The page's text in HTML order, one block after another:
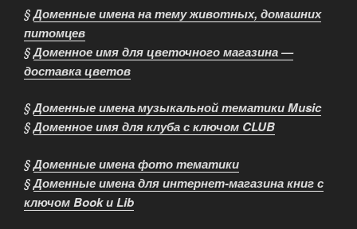
§Доменные имена на тему животных, домашних
питомцев
§Доменное имя для цветочного магазина —
доставка цветов
§Доменные имена музыкальной тематики Music
§Доменное имя для клуба с ключoм CLUB
§Доменные имена фото тематики
§Доменные имена для интернет-магазина книг с
ключом Book и Lib